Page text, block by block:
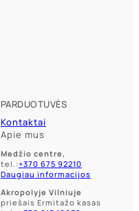
PARDUOTUVĖS
Kontaktai
Apie mus
Medžio centre,
tel.:+370 675 92210
Daugiau informacijos
Akropolyje Vilniuje
priešais Ermitažo kasas